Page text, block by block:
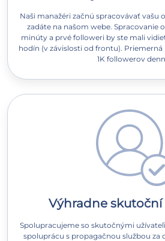
Naši manažéri začnú spracovávať vašu
zadáte na našom webe. Spracovanie
minúty a prvé followeri by ste mali
hodín (v závislosti od frontu). Priemerná
1K followerov
Výhradne skutoční
Spolupracujeme so skutočnými
spoluprácu s propagačnou službou za